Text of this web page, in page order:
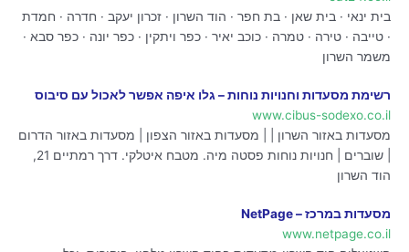
בית ינאי · בית שאן · בת חפר · הוד השרון · זכרון יעקב · חדרה · חמדת
· טייבה · טירה · טמרה · כוכב יאיר · כפר ויתקין · כפר יונה · כפר סבא ·
משמר השרון
רשימת מסעדות וחנויות נוחות – גלו איפה אפשר לאכול עם סיבוס
www.cibus-sodexo.co.il
מסעדות באזור השרון | | מסעדות באזור הצפון | מסעדות באזור הדרום
| שוברים | חנויות נוחות פסטה מיה. מטבח איטלקי. דרך רמתיים 21,
הוד השרון
מסעדות במרכז – NetPage
www.netpage.co.il